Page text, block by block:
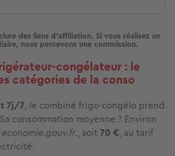
des liens d'affiliation. Si vous réalisez un
nous percevons une commission.
congélateur : le
catégories de la conso
7j/7, le combiné frigo-congélo prend
consommation moyenne ? Environ
economie.gouv.fr., soit 70 €, au tarif